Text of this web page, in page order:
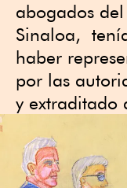
abogados
Sinaloa,
haber
por las
y extraditado